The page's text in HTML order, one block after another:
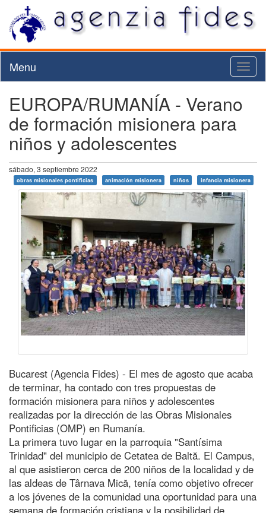
Menu
EUROPA/RUMANÍA - Verano
de formación misionera para
niños y adolescentes
sábado, 3 septiembre 2022
obras misionales pontificias animación misionera niños infancia misionera
Bucarest (Agencia Fides) - El mes de agosto que acaba
de terminar, ha contado con tres propuestas de
formación misionera para niños y adolescentes
realizadas por la dirección de las Obras Misionales
Pontificias (OMP) en Rumanía.
La primera tuvo lugar en la parroquia "Santísima
Trinidad" del municipio de Cetatea de Baltă. El Campus,
al que asistieron cerca de 200 niños de la localidad y de
las aldeas de Târnava Mică, tenía como objetivo ofrecer
a los jóvenes de la comunidad una oportunidad para una
semana de formación cristiana y la posibilidad de